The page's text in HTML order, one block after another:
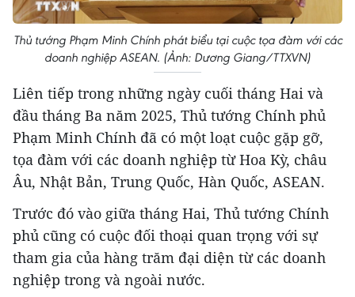
Thủ tướng Phạm Minh Chính phát biểu tại cuộc tọa đàm với các
doanh nghiệp ASEAN. (Ảnh: Dương Giang/TTXVN)
Liên tiếp trong những ngày cuối tháng Hai và
đầu tháng Ba năm 2025, Thủ tướng Chính phủ
Phạm Minh Chính đã có một loạt cuộc gặp gỡ,
tọa đàm với các doanh nghiệp từ Hoa Kỳ, châu
Âu, Nhật Bản, Trung Quốc, Hàn Quốc, ASEAN.
Trước đó vào giữa tháng Hai, Thủ tướng Chính
phủ cũng có cuộc đối thoại quan trọng với sự
tham gia của hàng trăm đại diện từ các doanh
nghiệp trong và ngoài nước.